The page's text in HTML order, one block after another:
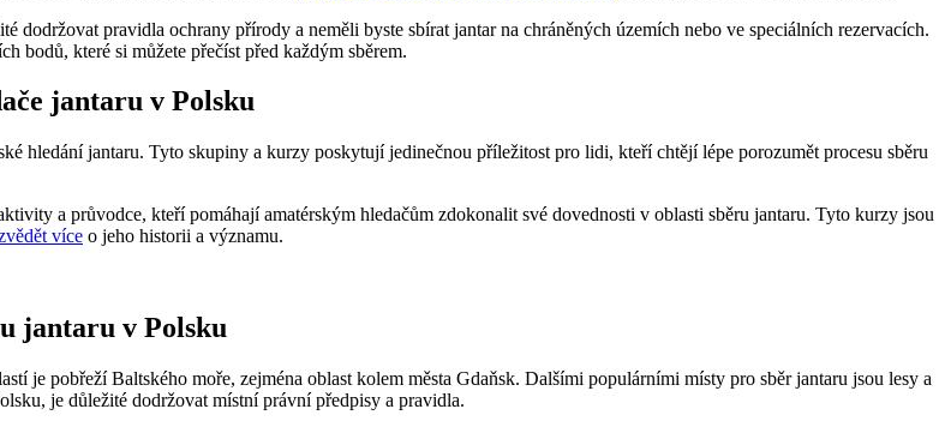
dodržovat pravidla ochrany přírody a neměli byste sbírat jantar na chráněných územích nebo ve speciálních rezervacích.
bodů, které si můžete přečíst před každým sběrem.
jantaru v Polsku
hledání jantaru. Tyto skupiny a kurzy poskytují jedinečnou příležitost pro lidi, kteří chtějí lépe porozumět procesu sběru
a průvodce, kteří pomáhají amatérským hledačům zdokonalit své dovednosti v oblasti sběru jantaru. Tyto kurzy jsou
více o jeho historii a významu.
jantaru v Polsku
je pobřeží Baltského moře, zejména oblast kolem města Gdaňsk. Dalšími populárními místy pro sběr jantaru jsou lesy a
je důležité dodržovat místní právní předpisy a pravidla.